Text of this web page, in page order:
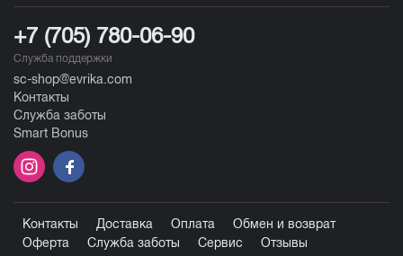
+7 (705) 780-06-90
Служба поддержки
sc-shop@evrika.com
Контакты
Служба заботы
Smart Bonus
Контакты Доставка Оплата
Обмен и возврат
Оферта
Служба заботы Сервис
Отзывы